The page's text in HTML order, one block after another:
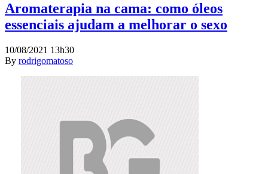
Aromaterapia na cama: como óleos
essenciais ajudam a melhorar o sexo
10/08/2021 13h30
By rodrigomatoso